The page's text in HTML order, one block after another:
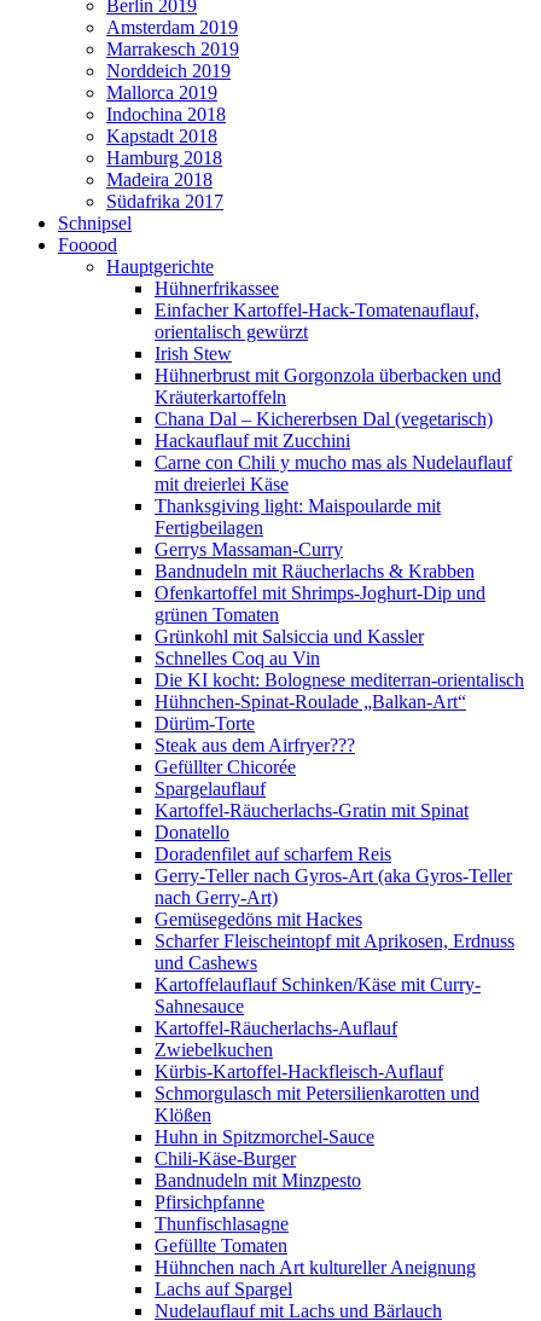
Berlin 2019
Amsterdam 2019
Marrakesch 2019
Norddeich 2019
Mallorca 2019
Indochina 2018
Kapstadt 2018
Hamburg 2018
Madeira 2018
Südafrika 2017
Schnipsel
Fooood
Hauptgerichte
Hühnerfrikassee
Einfacher Kartoffel-Hack-Tomatenauflauf,
orientalisch gewürzt
Irish Stew
Hühnerbrust mit Gorgonzola überbacken und
Kräuterkartoffeln
Chana Dal – Kichererbsen Dal (vegetarisch)
Hackauflauf mit Zucchini
Carne con Chili y mucho mas als Nudelauflauf
mit dreierlei Käse
Thanksgiving light: Maispoularde mit
Fertigbeilagen
Gerrys Massaman-Curry
Bandnudeln mit Räucherlachs & Krabben
Ofenkartoffel mit Shrimps-Joghurt-Dip und
grünen Tomaten
Grünkohl mit Salsiccia und Kassler
Schnelles Coq au Vin
Die KI kocht: Bolognese mediterran-orientalisch
Hühnchen-Spinat-Roulade „Balkan-Art“
Dürüm-Torte
Steak aus dem Airfryer???
Gefüllter Chicorée
Spargelauflauf
Kartoffel-Räucherlachs-Gratin mit Spinat
Donatello
Doradenfilet auf scharfem Reis
Gerry-Teller nach Gyros-Art (aka Gyros-Teller
nach Gerry-Art)
Gemüsegedöns mit Hackes
Scharfer Fleischeintopf mit Aprikosen, Erdnuss
und Cashews
Kartoffelauflauf Schinken/Käse mit Curry-
Sahnesauce
Kartoffel-Räucherlachs-Auflauf
Zwiebelkuchen
Kürbis-Kartoffel-Hackfleisch-Auflauf
Schmorgulasch mit Petersilienkarotten und
Klößen
Huhn in Spitzmorchel-Sauce
Chili-Käse-Burger
Bandnudeln mit Minzpesto
Pfirsichpfanne
Thunfischlasagne
Gefüllte Tomaten
Hühnchen nach Art kultureller Aneignung
Lachs auf Spargel
Nudelauflauf mit Lachs und Bärlauch